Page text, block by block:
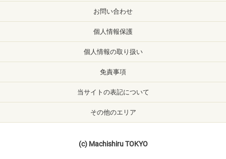
お問い合わせ
個人情報保護
個人情報の取り扱い
免責事項
当サイトの表記について
その他のエリア
(c) Machishiru TOKYO